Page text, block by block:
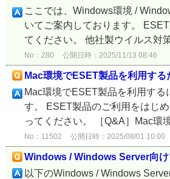
ここでは、Windows環境 /
いてご案内しております。
てください。 他社製ウイルス対
No：280 公開日時：2025/11/13 08:46
Mac環境でESET製品を利用す
Mac環境でESET製品を利用す
す。 ESET製品のご利用をはじ
ってください。 ［Q&A］Mac環
No：11502 公開日時：2025/08/01 10:00
Windows / Windows Server向
以下のWindows / Windows